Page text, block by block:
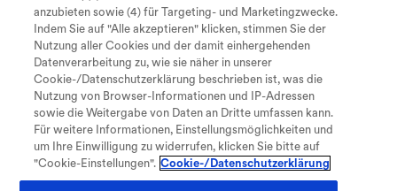
Zum Hauptmenü
Seite durchsuchen
Nach oben springen
Verzeichnis öffnen
Auf diesen Seiten findest Du Informationen,
Unterstützung und Erfahrungen für Eltern von
Kindern mit SMA. Von der Diagnose über den
Alltag bis hin zu Beruf und Organisation – wir
zeigen Dir, welche Möglichkeiten es gibt und
wo Du Hilfe findest.
anzubieten sowie (4) für Targeting- und Marketingzwecke.
Indem Sie auf "Alle akzeptieren" klicken, stimmen Sie der
Nutzung aller Cookies und der damit einhergehenden
Datenverarbeitung zu, wie sie näher in unserer
Cookie-/Datenschutzerklärung beschrieben ist, was die
Nutzung von Browser-Informationen und IP-Adressen
sowie die Weitergabe von Daten an Dritte umfassen kann.
Für weitere Informationen, Einstellungsmöglichkeiten und
um Ihre Einwilligung zu widerrufen, klicken Sie bitte auf
"Cookie-Einstellungen". Cookie-/Datenschutzerklärung